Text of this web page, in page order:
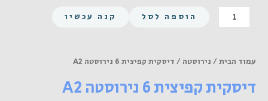
כמות
של
נירוסטה
הוספה לסל קנה עכשיו
עמוד הבית/ נירוסטה / דיסקית קפיצית 6 נירוסטה A2
דיסקית קפיצית 6 נירוסטה A2